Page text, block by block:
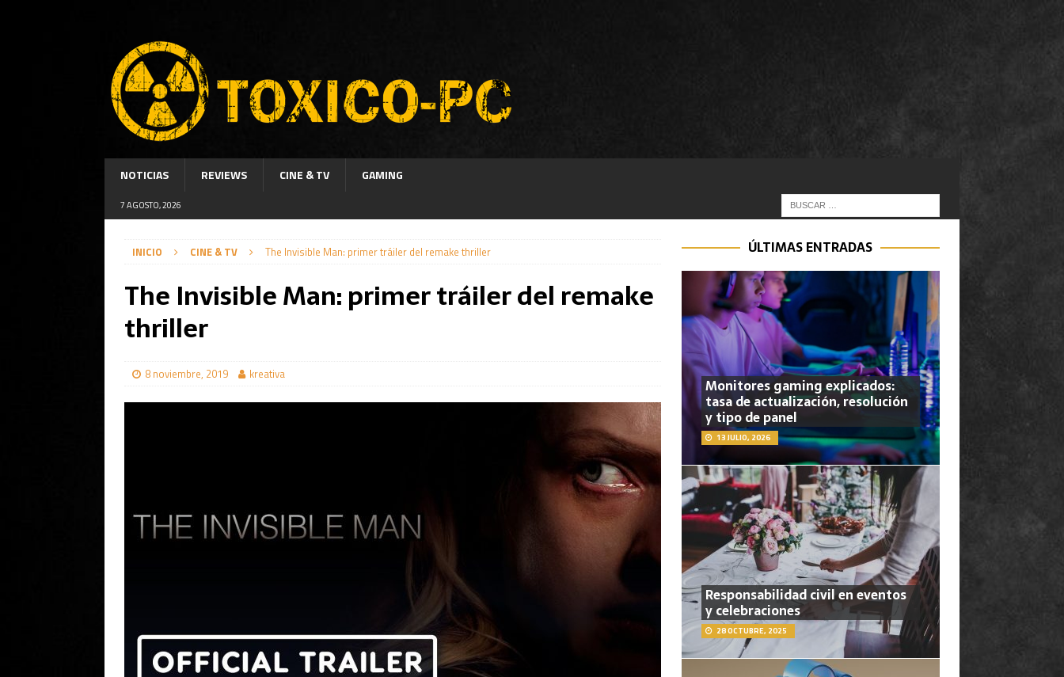
NOTICIAS REVIEWS CINE & TV GAMING
7 AGOSTO, 2026
INICIO CINE & TV The Invisible Man: primer tráiler del remake thriller
The Invisible Man: primer tráiler del remake
thriller
8 noviembre, 2019 kreativa
ÚLTIMAS ENTRADAS
Monitores gaming explicados:
tasa de actualización, resolución
y tipo de panel
13 JULIO, 2026
Responsabilidad civil en eventos
y celebraciones
28 OCTUBRE, 2025